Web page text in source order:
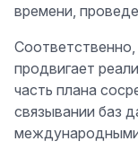
времени,
продвигает
часть плана
связывании баз